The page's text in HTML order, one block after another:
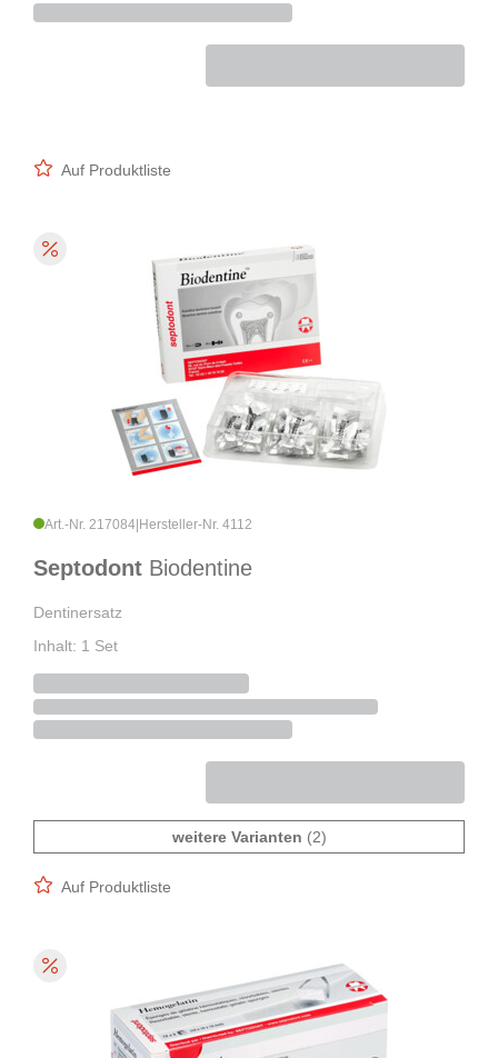
Auf Produktliste
Art.-Nr. 217084 Hersteller-Nr. 4112
Septodont Biodentine
Dentinersatz
Inhalt: 1 Set
weitere Varianten (2)
Auf Produktliste